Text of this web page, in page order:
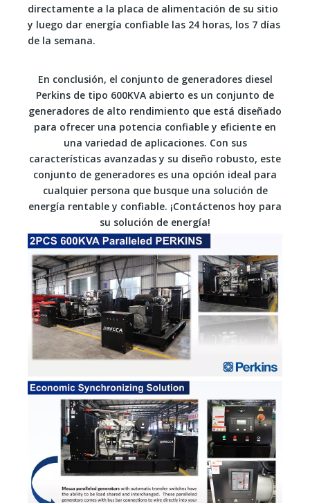
directamente a la placa de alimentación de su sitio
y luego dar energía confiable las 24 horas, los 7 días
de la semana.
En conclusión, el conjunto de generadores diesel
Perkins de tipo 600KVA abierto es un conjunto de
generadores de alto rendimiento que está diseñado
para ofrecer una potencia confiable y eficiente en
una variedad de aplicaciones. Con sus
características avanzadas y su diseño robusto, este
conjunto de generadores es una opción ideal para
cualquier persona que busque una solución de
energía rentable y confiable. ¡Contáctenos hoy para
su solución de energía!